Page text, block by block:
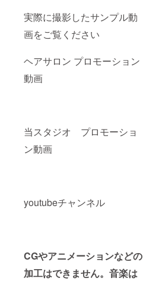
実際に撮影したサンプル動
画をご覧ください
ヘアサロン プロモーション
動画
当スタジオ プロモーショ
ン動画
youtubeチャンネル
CGやアニメーションなどの
加工はできません。音楽は